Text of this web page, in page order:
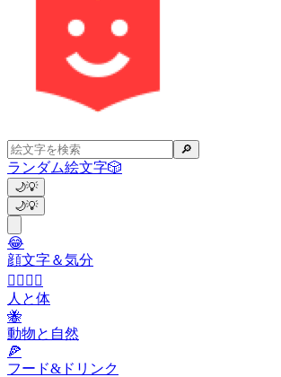
🔎
ランダム絵文字🎲
🌙💡
🌙💡
😂
顔文字＆気分
👩‍❤️‍💋‍👨
人と体
🐝
動物と自然
🍕
フード&ドリンク